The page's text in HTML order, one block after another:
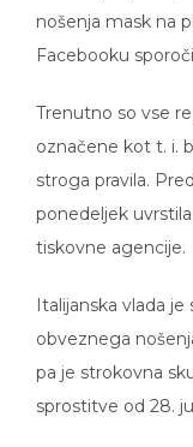
nošenja mask na
Facebooku
Trenutno so vse
označene kot t. i.
stroga pravila.
ponedeljek
tiskovne agencije.
Italijanska vlada
obveznega
pa je strokovna
sprostitve od 28.